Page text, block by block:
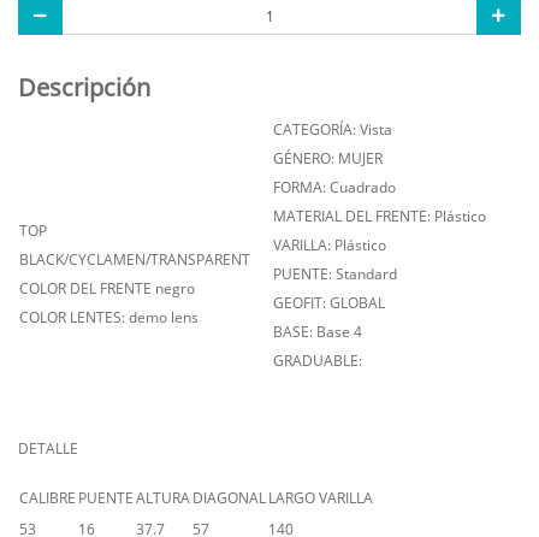
Descripción
TOP
BLACK/CYCLAMEN/TRANSPARENT
COLOR DEL FRENTE negro
COLOR LENTES: demo lens
CATEGORÍA: Vista
GÉNERO: MUJER
FORMA: Cuadrado
MATERIAL DEL FRENTE: Plástico
VARILLA: Plástico
PUENTE: Standard
GEOFIT: GLOBAL
BASE: Base 4
GRADUABLE:
DETALLE
CALIBRE PUENTEALTURADIAGONALLARGO VARILLA
53
16 37.7 57 140